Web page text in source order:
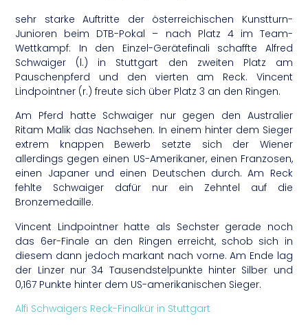
sehr starke Auftritte der österreichischen Kunstturn-
Junioren beim DTB-Pokal – nach Platz 4 im Team-
Wettkampf: In den Einzel-Gerätefinali schaffte Alfred
Schwaiger (l.) in Stuttgart den zweiten Platz am
Pauschenpferd und den vierten am Reck. Vincent
Lindpointner (r.) freute sich über Platz 3 an den Ringen.
Am Pferd hatte Schwaiger nur gegen den Australier
Ritam Malik das Nachsehen. In einem hinter dem Sieger
extrem knappen Bewerb setzte sich der Wiener
allerdings gegen einen US-Amerikaner, einen Franzosen,
einen Japaner und einen Deutschen durch. Am Reck
fehlte Schwaiger dafür nur ein Zehntel auf die
Bronzemedaille.
Vincent Lindpointner hatte als Sechster gerade noch
das 6er-Finale an den Ringen erreicht, schob sich in
diesem dann jedoch markant nach vorne. Am Ende lag
der Linzer nur 34 Tausendstelpunkte hinter Silber und
0,167 Punkte hinter dem US-amerikanischen Sieger.
Alfi Schwaigers Reck-Finalkür in Stuttgart